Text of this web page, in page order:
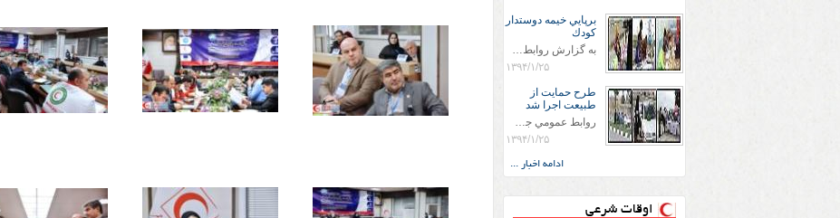
برپايي خيمه دوستدار
كودك
به گزارش روابط عمومي جمعيت هلال احمر شهرستان سرخس علاوه بر اجرای خدمات امدادی، راهنمایی های گردشگری و موقعیت های جغرافیایی و برپایی چادرهای سلامت به منظور سنجش رایگان فشار و قندخون مسافران، ، خيمه هايي.با عنوان دوستدار کودک تجهیزشده که دراین فضا کودکان مراجعه کننده از طریق نقاشی و سایر هنرهای تجسمی با مفاهیم جمعیت هلال احمر و اصول هفتگانه آن آشنا می شوند. به دليل حضور چشم گير كودكان و خانواده ها سعی شده در قالب های متناسب با سنین کودکان مراجعه کنند
۱۳۹۴/۱/۲۵
طرح حمايت از
طبيعت اجرا شد
روابط عمومي جمعيت هلال احمر سرخس جمعيت هلال احمر سرخس در روز طبيعت جوانان جمعيت هلال احمر سرخس در راستاي حفاظت و حمايت از محيط زيست با انگيزه داشتن طبيعت زيبا و بدون زباله و جهت فرهنگ سازي طرح حمايت از طبيعت را اجرا نمودند. اين طرح با رويكرد حمايتي و اموزشي در خصوص اشتي باطبيعت اجرا شد و در اين طرح 700 عدد كيسه زباله وبروشور در خروجي هاي شهر بين همشهريان و مسافرين نوروزي توزيع گرديد و در راه بازگشت كيسه هاي زباله توسط همشهريان به مامورين محترم شهرداري مستقر در ورودي شهر
۱۳۹۴/۱/۲۵
ادامه اخبار ...
اوقات شرعی